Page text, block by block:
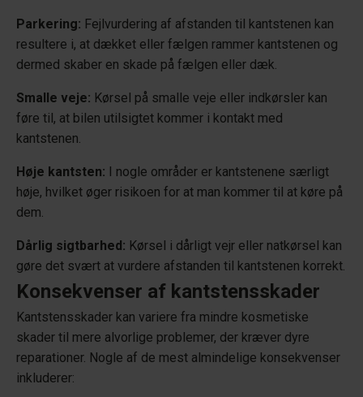
Parkering: Fejlvurdering af afstanden til kantstenen kan
resultere i, at dækket eller fælgen rammer kantstenen og
dermed skaber en skade på fælgen eller dæk.
Smalle veje: Kørsel på smalle veje eller indkørsler kan
føre til, at bilen utilsigtet kommer i kontakt med
kantstenen.
Høje kantsten: I nogle områder er kantstenene særligt
høje, hvilket øger risikoen for at man kommer til at køre på
dem.
Dårlig sigtbarhed: Kørsel i dårligt vejr eller natkørsel kan
gøre det svært at vurdere afstanden til kantstenen korrekt.
Konsekvenser af kantstensskader
Kantstensskader kan variere fra mindre kosmetiske
skader til mere alvorlige problemer, der kræver dyre
reparationer. Nogle af de mest almindelige konsekvenser
inkluderer: